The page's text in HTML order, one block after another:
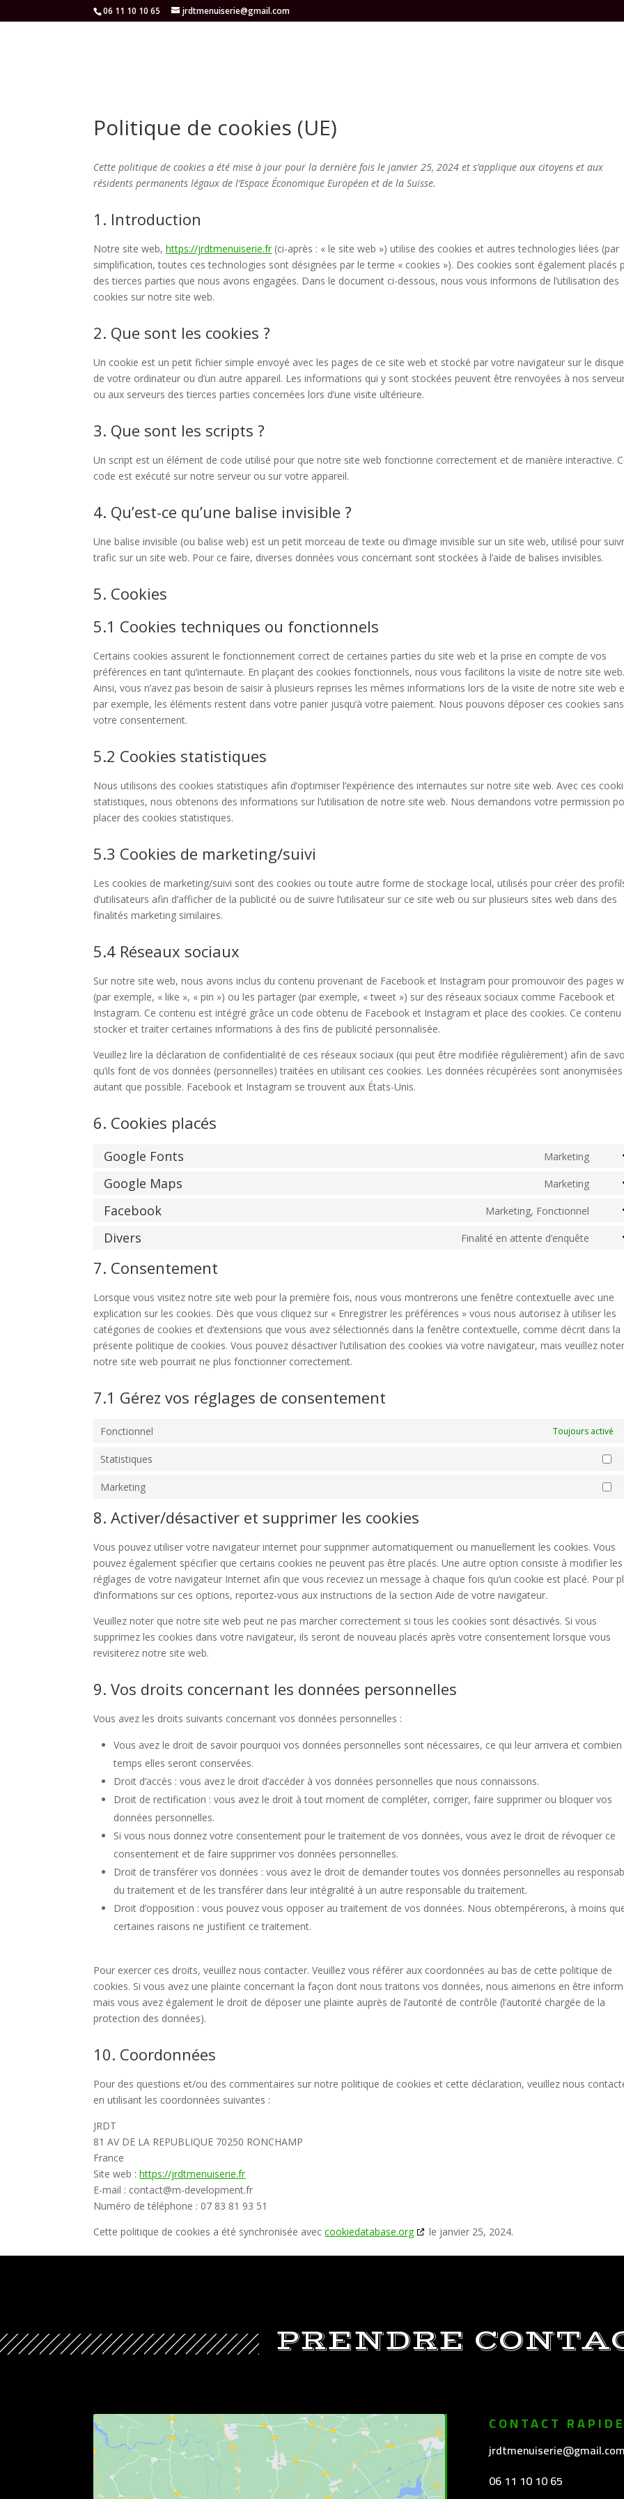
06 11 10 10 65 jrdtmenuiserie@gmail.com
Politique de cookies (UE)
Cette politique de cookies a été mise à jour pour la dernière fois le janvier 25, 2024 et s’applique aux citoyens et aux
résidents permanents légaux de l’Espace Économique Européen et de la Suisse.
1. Introduction
Notre site web,https://jrdtmenuiserie.fr(ci-après : « le site web ») utilise des cookies et autres technologies liées (par
simplification, toutes ces technologies sont désignées par le terme « cookies »). Des cookies sont également placés
des tierces parties que nous avons engagées. Dans le document ci-dessous, nous vous informons de l’utilisation des
cookies sur notre site web.
2. Que sont les cookies ?
Un cookie est un petit fichier simple envoyé avec les pages de ce site web et stocké par votre navigateur sur le
de votre ordinateur ou d’un autre appareil. Les informations qui y sont stockées peuvent être renvoyées à nos
ou aux serveurs des tierces parties concernées lors d’une visite ultérieure.
3. Que sont les scripts ?
Un script est un élément de code utilisé pour que notre site web fonctionne correctement et de manière interactive.
code est exécuté sur notre serveur ou sur votre appareil.
4. Qu’est-ce qu’une balise invisible ?
Une balise invisible (ou balise web) est un petit morceau de texte ou d’image invisible sur un site web, utilisé pour
trafic sur un site web. Pour ce faire, diverses données vous concernant sont stockées à l’aide de balises invisibles.
5. Cookies
5.1 Cookies techniques ou fonctionnels
Certains cookies assurent le fonctionnement correct de certaines parties du site web et la prise en compte de vos
préférences en tant qu’internaute. En plaçant des cookies fonctionnels, nous vous facilitons la visite de notre site web.
Ainsi, vous n’avez pas besoin de saisir à plusieurs reprises les mêmes informations lors de la visite de notre site web
par exemple, les éléments restent dans votre panier jusqu’à votre paiement. Nous pouvons déposer ces cookies sans
votre consentement.
5.2 Cookies statistiques
Nous utilisons des cookies statistiques afin d’optimiser l’expérience des internautes sur notre site web. Avec ces
statistiques, nous obtenons des informations sur l’utilisation de notre site web. Nous demandons votre permission
placer des cookies statistiques.
5.3 Cookies de marketing/suivi
Les cookies de marketing/suivi sont des cookies ou toute autre forme de stockage local, utilisés pour créer des
d’utilisateurs afin d’afficher de la publicité ou de suivre l’utilisateur sur ce site web ou sur plusieurs sites web dans des
finalités marketing similaires.
5.4 Réseaux sociaux
Sur notre site web, nous avons inclus du contenu provenant de Facebook et Instagram pour promouvoir des pages
(par exemple, « like », « pin ») ou les partager (par exemple, « tweet ») sur des réseaux sociaux comme Facebook et
Instagram. Ce contenu est intégré grâce un code obtenu de Facebook et Instagram et place des cookies. Ce
stocker et traiter certaines informations à des fins de publicité personnalisée.
Veuillez lire la déclaration de confidentialité de ces réseaux sociaux (qui peut être modifiée régulièrement) afin de
qu’ils font de vos données (personnelles) traitées en utilisant ces cookies. Les données récupérées sont anonymisées
autant que possible. Facebook et Instagram se trouvent aux États-Unis.
6. Cookies placés
Google Fonts Marketing
Google Maps Marketing
Facebook Marketing, Fonctionnel
Divers Finalité en attente d’enquête
divers
7. Consentement
Lorsque vous visitez notre site web pour la première fois, nous vous montrerons une fenêtre contextuelle avec une
explication sur les cookies. Dès que vous cliquez sur « Enregistrer les préférences » vous nous autorisez à utiliser les
catégories de cookies et d’extensions que vous avez sélectionnés dans la fenêtre contextuelle, comme décrit dans la
présente politique de cookies. Vous pouvez désactiver l’utilisation des cookies via votre navigateur, mais veuillez
notre site web pourrait ne plus fonctionner correctement.
7.1 Gérez vos réglages de consentement
Fonctionnel Toujours activé
Statistiques
Marketing
8. Activer/désactiver et supprimer les cookies
Vous pouvez utiliser votre navigateur internet pour supprimer automatiquement ou manuellement les cookies. Vous
pouvez également spécifier que certains cookies ne peuvent pas être placés. Une autre option consiste à modifier les
réglages de votre navigateur Internet afin que vous receviez un message à chaque fois qu’un cookie est placé. Pour
d’informations sur ces options, reportez-vous aux instructions de la section Aide de votre navigateur.
Veuillez noter que notre site web peut ne pas marcher correctement si tous les cookies sont désactivés. Si vous
supprimez les cookies dans votre navigateur, ils seront de nouveau placés après votre consentement lorsque vous
revisiterez notre site web.
9. Vos droits concernant les données personnelles
Vous avez les droits suivants concernant vos données personnelles :
Vous avez le droit de savoir pourquoi vos données personnelles sont nécessaires, ce qui leur arrivera et combien
temps elles seront conservées.
Droit d’accès : vous avez le droit d’accéder à vos données personnelles que nous connaissons.
Droit de rectification : vous avez le droit à tout moment de compléter, corriger, faire supprimer ou bloquer vos
données personnelles.
Si vous nous donnez votre consentement pour le traitement de vos données, vous avez le droit de révoquer ce
consentement et de faire supprimer vos données personnelles.
Droit de transférer vos données : vous avez le droit de demander toutes vos données personnelles au
du traitement et de les transférer dans leur intégralité à un autre responsable du traitement.
Droit d’opposition : vous pouvez vous opposer au traitement de vos données. Nous obtempérerons, à moins
certaines raisons ne justifient ce traitement.
Pour exercer ces droits, veuillez nous contacter. Veuillez vous référer aux coordonnées au bas de cette politique de
cookies. Si vous avez une plainte concernant la façon dont nous traitons vos données, nous aimerions en être
mais vous avez également le droit de déposer une plainte auprès de l’autorité de contrôle (l’autorité chargée de la
protection des données).
10. Coordonnées
Pour des questions et/ou des commentaires sur notre politique de cookies et cette déclaration, veuillez nous
en utilisant les coordonnées suivantes :
JRDT
81 AV DE LA REPUBLIQUE 70250 RONCHAMP
France
Site web :https://jrdtmenuiserie.fr
E-mail : contact@m-development.fr
Numéro de téléphone : 07 83 81 93 51
Cette politique de cookies a été synchronisée aveccookiedatabase.org le janvier 25, 2024.
PRENDRE
CONTACT RAPIDE
jrdtmenuiserie@gmail.com
06 11 10 10 65